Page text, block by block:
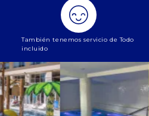
También tenemos servicio de Todo
incluido